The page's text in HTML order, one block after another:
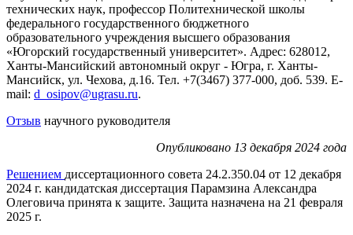
технических наук, профессор Политехнической школы
федерального государственного бюджетного
образовательного учреждения высшего образования
«Югорский государственный университет». Адрес: 628012,
Ханты-Мансийский автономный округ - Югра, г. Ханты-
Мансийск, ул. Чехова, д.16. Тел. +7(3467) 377-000, доб. 539. E-
mail: d_osipov@ugrasu.ru.
Отзыв научного руководителя
Опубликовано 13 декабря 2024 года
Решением диссертационного совета 24.2.350.04 от 12 декабря
2024 г. кандидатская диссертация Парамзина Александра
Олеговича принята к защите. Защита назначена на 21 февраля
2025 г.